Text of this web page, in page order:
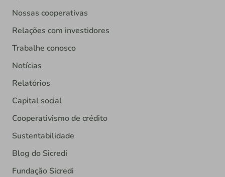
Nossas cooperativas
Relações com investidores
Trabalhe conosco
Notícias
Relatórios
Capital social
Cooperativismo de crédito
Sustentabilidade
Blog do Sicredi
Fundação Sicredi